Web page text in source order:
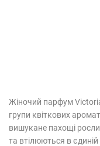
Жіночий парфум
групи квіткових
вишукане пахощі
та втілюються в